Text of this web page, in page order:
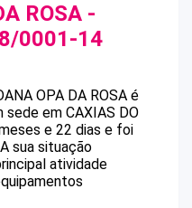
ROSA -
0001-14
OPA DA ROSA é
sede em CAXIAS DO
e 22 dias e foi
A sua situação
atividade